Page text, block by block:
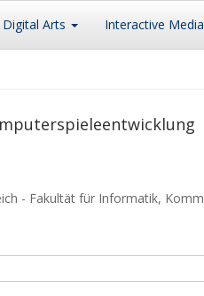
Digital Arts Interactive Media
- Fakultät für Informatik,